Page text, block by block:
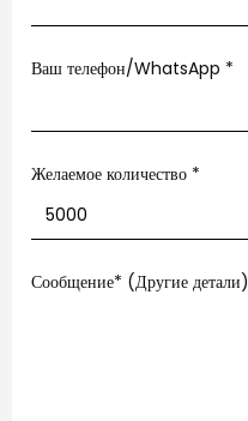
Ваш телефон/WhatsApp *
Желаемое количество *
Сообщение* (Другие детали)